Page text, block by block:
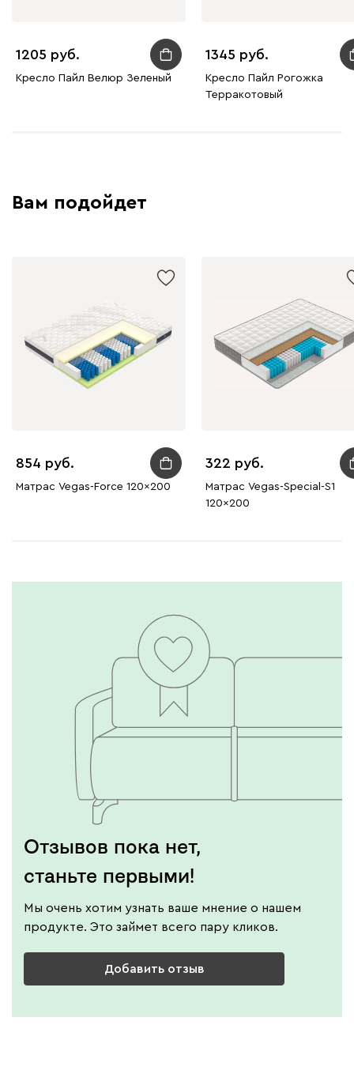
1205
Кресло Пайл Велюр Зеленый
1345
Кресло Пайл Рогожка
Терракотовый
Вам подойдет
854
Матрас Vegas-Force 120x200
322
Матрас Vegas-Special-S1
120x200
Отзывов пока нет,
станьте первыми!
Мы очень хотим узнать ваше мнение о нашем
продукте. Это займет всего пару кликов.
Добавить отзыв